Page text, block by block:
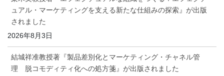
ュアル・マーケティングを支える新たな仕組みの探索』が出版
されました
2026年8月3日
結城祥准教授著『製品差別化とマーケティング・チャネル管
理 脱コモディティ化への処方箋』が出版されました